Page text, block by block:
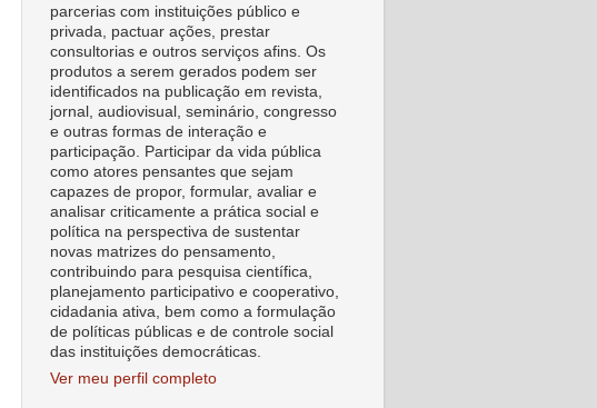
parcerias com instituições público e
privada, pactuar ações, prestar
consultorias e outros serviços afins. Os
produtos a serem gerados podem ser
identificados na publicação em revista,
jornal, audiovisual, seminário, congresso
e outras formas de interação e
participação. Participar da vida pública
como atores pensantes que sejam
capazes de propor, formular, avaliar e
analisar criticamente a prática social e
política na perspectiva de sustentar
novas matrizes do pensamento,
contribuindo para pesquisa científica,
planejamento participativo e cooperativo,
cidadania ativa, bem como a formulação
de políticas públicas e de controle social
das instituições democráticas.
Ver meu perfil completo